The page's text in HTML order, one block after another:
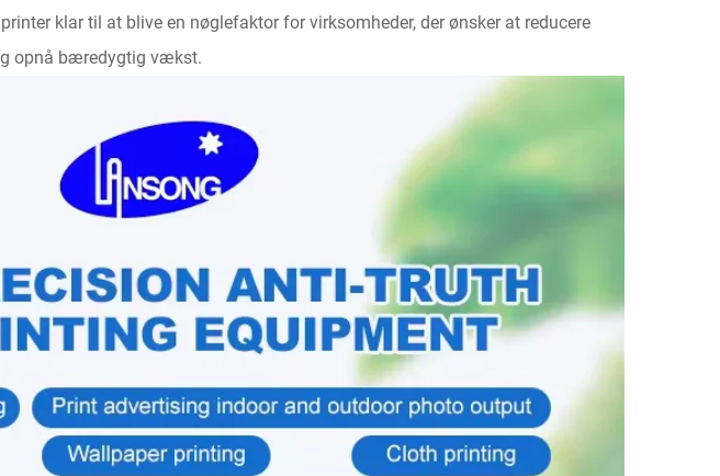
klar til at blive en nøglefaktor for virksomheder, der ønsker at reducere
opnå bæredygtig vækst.